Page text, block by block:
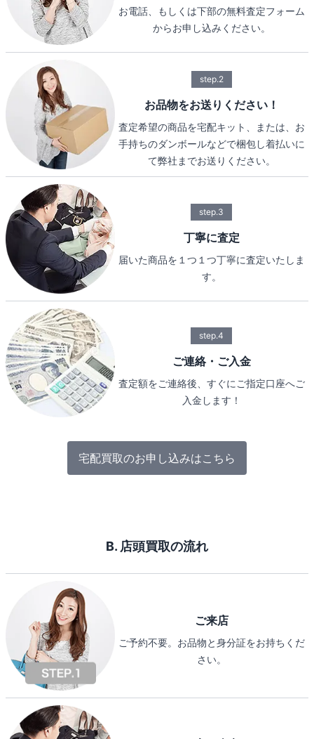
お電話、もしくは下部の無料査定フォーム
からお申し込みください。
step.2
お品物をお送りください！
査定希望の商品を宅配キット、または、お
手持ちのダンボールなどで梱包し着払いに
て弊社までお送りください。
step.3
丁寧に査定
届いた商品を１つ１つ丁寧に査定いたしま
す。
step.4
ご連絡・ご入金
査定額をご連絡後、すぐにご指定口座へご
入金します！
宅配買取のお申し込みはこちら
B. 店頭買取の流れ
ご来店
ご予約不要。お品物と身分証をお持ちくだ
さい。